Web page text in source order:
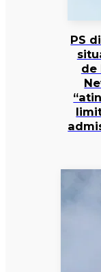
PS
de